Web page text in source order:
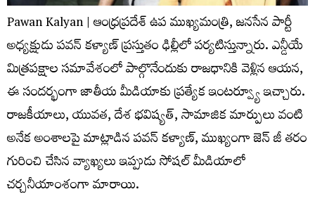
Pawan Kalyan | ఆంధ్రప్రదేశ్ ఉప ముఖ్యమంత్రి, జనసేన పార్టీ
అధ్యక్షుడు పవన్ కళ్యాణ్ ప్రస్తుతం ఢిల్లీలో పర్యటిస్తున్నారు. ఎన్డీయే
మిత్రపక్షాల సమావేశంలో పాల్గొనేందుకు రాజధానికి వెళ్లిన ఆయన,
ఈ సందర్భంగా జాతీయ మీడియాకు ప్రత్యేక ఇంటర్వ్యూ ఇచ్చారు.
రాజకీయాలు, యువత, దేశ భవిష్యత్, సామాజిక మార్పులు వంటి
అనేక అంశాలపై మాట్లాడిన పవన్ కళ్యాణ్, ముఖ్యంగా జెన్ జీ తరం
గురించి చేసిన వ్యాఖ్యలు ఇప్పుడు సోషల్ మీడియాలో
చర్చనీయాంశంగా మారాయి.